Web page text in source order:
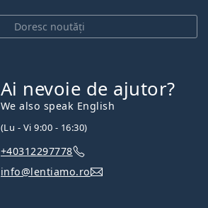
Doresc noutăți
Ai nevoie de ajutor?
We also speak English
(Lu - Vi 9:00 - 16:30)
+40312297778
info@lentiamo.ro